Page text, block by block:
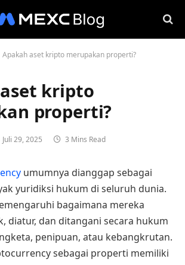
Apakah aset kripto merupakan properti?
kripto
properti?
Juli 29, 2025 3 Mins Read
umumnya dianggap sebagai
yuridiksi hukum di seluruh dunia.
bagaimana mereka
diatur, dan ditangani secara hukum
penipuan, atau kebangkrutan.
sebagai properti memiliki